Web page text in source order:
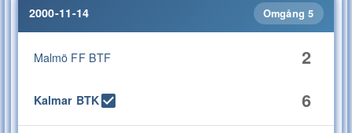
2000-11-14 Omgång 5
Malmö FF BTF 2
Kalmar BTK 6